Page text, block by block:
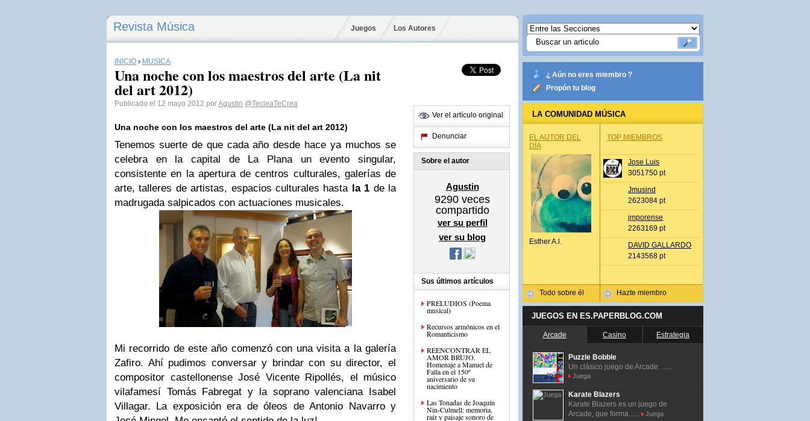
Revista Música Juegos Los Autores
INICIO › MÚSICA
Una noche con los maestros del arte (La nit
del art 2012)
Publicado el 12 mayo 2012 porAgustin @TecleaTeCrea
Una noche con los maestros del arte (La nit del art 2012)
Tenemos suerte de que cada año desde hace ya muchos se
celebra en la capital de La Plana un evento singular,
consistente en la apertura de centros culturales, galerías de
arte, talleres de artistas, espacios culturales hasta la 1 de la
madrugada salpicados con actuaciones musicales.
Mi recorrido de este año comenzó con una visita a la galería
Zafiro. Ahí pudimos conversar y brindar con su director, el
compositor castellonense José Vicente Ripollés, el músico
vilafamesí Tomás Fabregat y la soprano valenciana Isabel
Villagar. La exposición era de óleos de Antonio Navarro y
Ver el artículo original
Denunciar
Sobre el autor
Agustin
9290 veces
compartido
ver su perfil
ver su blog
Sus últimos artículos
PRELUDIOS (Poema
musical)
Recursos armónicos en el
Romanticismo
REENCONTRAR EL
AMOR BRUJO.
Homenaje a Manuel de
Falla en el 150º
aniversario de su
nacimiento
Las Tonadas de Joaquín
Nin-Culmell: memoria,
raíz y paisaje sonoro de
¿ Aún no eres miembro ?
Propón tu blog
LA COMUNIDAD MÚSICA
EL AUTOR DEL
DÍA
Esther A.l.
Todo sobre él
TOP MIEMBROS
Jose Luis
3051750 pt
Jmusind
2623084 pt
jmporense
2263169 pt
DAVID GALLARDO
2143568 pt
Hazte miembro
JUEGOS EN ES.PAPERBLOG.COM
Arcade Casino Estrategia
Puzzle Bobble
Un clásico juego de Arcade. ......
Juega
Karate Blazers
Karate Blazers es un juego de
Arcade, que forma......
Juega